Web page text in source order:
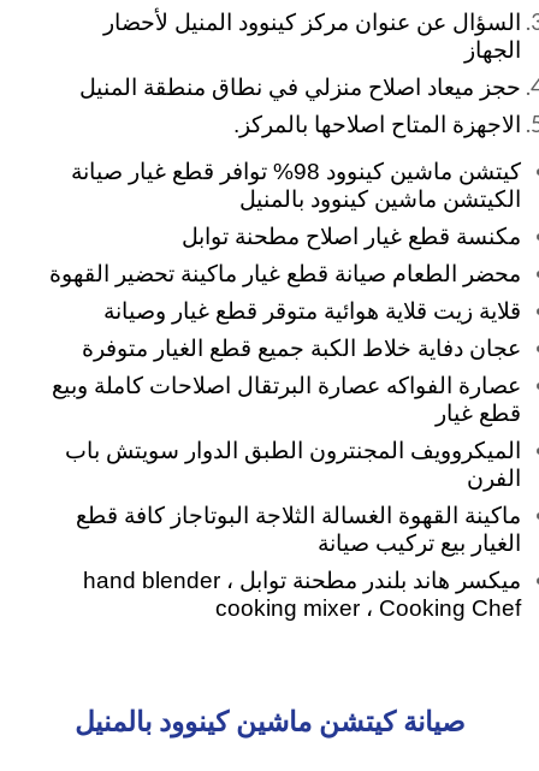
السؤال عن عنوان مركز كينوود المنيل لأحضار
الجهاز
حجز ميعاد اصلاح منزلي في نطاق منطقة المنيل
الاجهزة المتاح اصلاحها بالمركز.
كيتشن ماشين كينوود 98% توافر قطع غيار صيانة
الكيتشن ماشين كينوود بالمنيل
مكنسة قطع غيار اصلاح مطحنة توابل
محضر الطعام صيانة قطع غيار ماكينة تحضير القهوة
قلاية زيت قلاية هوائية متوقر قطع غيار وصيانة
عجان دفاية خلاط الكبة جميع قطع الغيار متوفرة
عصارة الفواكه عصارة البرتقال اصلاحات كاملة وبيع
قطع غيار
الميكروويف المجنترون الطبق الدوار سويتش باب
الفرن
ماكينة القهوة الغسالة الثلاجة البوتاجاز كافة قطع
الغيار بيع تركيب صيانة
ميكسر هاند بلندر مطحنة توابل hand blender ،
cooking mixer ، Cooking Chef
صيانة كيتشن ماشين كينوود بالمنيل